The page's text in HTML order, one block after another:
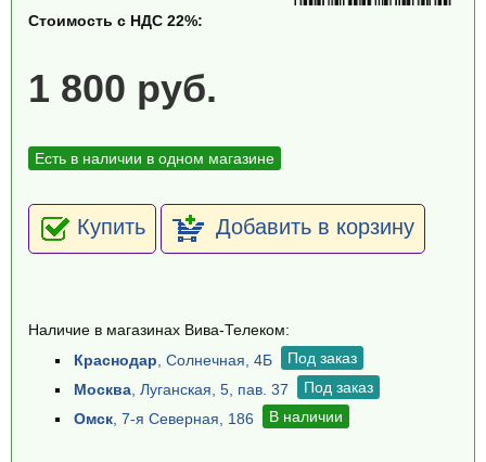
Стоимость с НДС 22%:
1 800 руб.
Есть в наличии в одном магазине
Купить Добавить в корзину
Наличие в магазинах Вива-Телеком:
Краснодар , Солнечная, 4Б
Под заказ
Москва , Луганская, 5, пав. 37
Под заказ
Омск , 7-я Северная, 186 В наличии